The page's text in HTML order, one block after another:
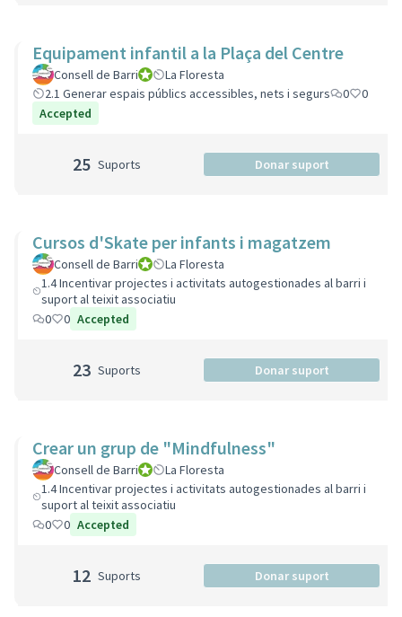
Equipament infantil a la Plaça del Centre
Consell de BarriConsell de Barri
La Floresta
2.1 Generar espais públics accessibles, nets i segurs
0
0
Accepted
25 Suports Donar suport
Cursos d'Skate per infants i magatzem
Consell de BarriConsell de Barri
La Floresta
1.4 Incentivar projectes i activitats autogestionades al barri i
suport al teixit associatiu
0
0 Accepted
23 Suports Donar suport
Crear un grup de "Mindfulness"
Consell de BarriConsell de Barri
La Floresta
1.4 Incentivar projectes i activitats autogestionades al barri i
suport al teixit associatiu
0
0 Accepted
12 Suports Donar suport